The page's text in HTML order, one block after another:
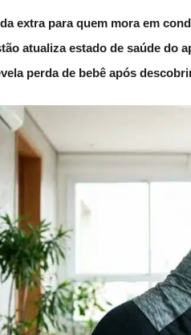
extra para quem mora em
atualiza estado de saúde do
perda de bebê após